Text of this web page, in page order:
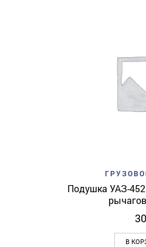
Add to wishlist
Подушка УАЗ-
30
В